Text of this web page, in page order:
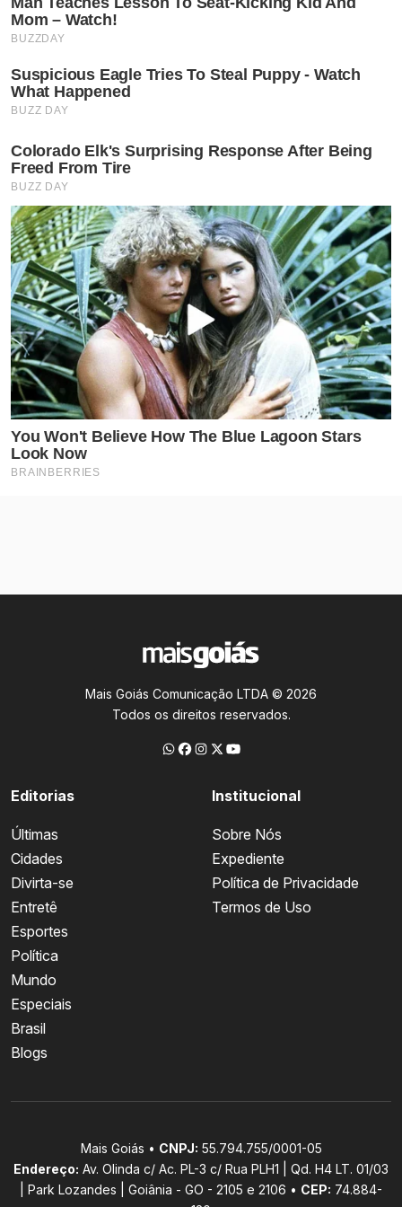
Mais Goiás Comunicação LTDA © 2026
Todos os direitos reservados.
Editorias
Últimas
Cidades
Divirta-se
Entretê
Esportes
Política
Mundo
Especiais
Brasil
Blogs
Institucional
Sobre Nós
Expediente
Política de Privacidade
Termos de Uso
Mais Goiás • CNPJ: 55.794.755/0001-05
Endereço: Av. Olinda c/ Ac. PL-3 c/ Rua PLH1 | Qd. H4 LT. 01/03
| Park Lozandes | Goiânia - GO - 2105 e 2106 • CEP: 74.884-